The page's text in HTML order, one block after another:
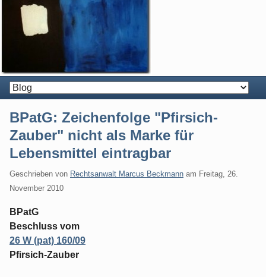
BPatG: Zeichenfolge "Pfirsich-
Zauber" nicht als Marke für
Lebensmittel eintragbar
Geschrieben von Rechtsanwalt Marcus Beckmann am Freitag, 26.
November 2010
BPatG
Beschluss vom
26 W (pat) 160/09
Pfirsich-Zauber